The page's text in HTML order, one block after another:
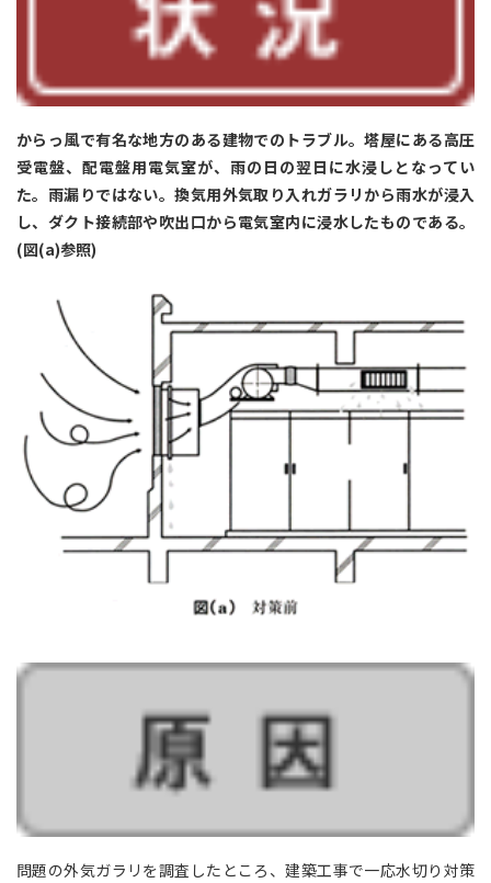
からっ風で有名な地方のある建物でのトラブル。塔屋にある高圧
受電盤、配電盤用電気室が、雨の日の翌日に水浸しとなってい
た。雨漏りではない。換気用外気取り入れガラリから雨水が浸入
し、ダクト接続部や吹出口から電気室内に浸水したものである。
(図(a)参照)
問題の外気ガラリを調査したところ、建築工事で一応水切り対策